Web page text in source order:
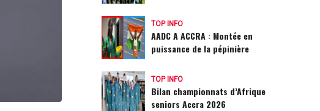
TOP INFO
AADC A ACCRA : Montée en
puissance de la pépinière
TOP INFO
Bilan championnats d’Afrique
seniors Accra 2026